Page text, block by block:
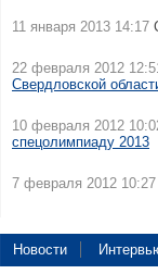
11 января 2013 14:17
22 февраля 2012
Свердловской
10 февраля 2012
спецолимпиаду 2013
7 февраля 2012 10:27
Новости